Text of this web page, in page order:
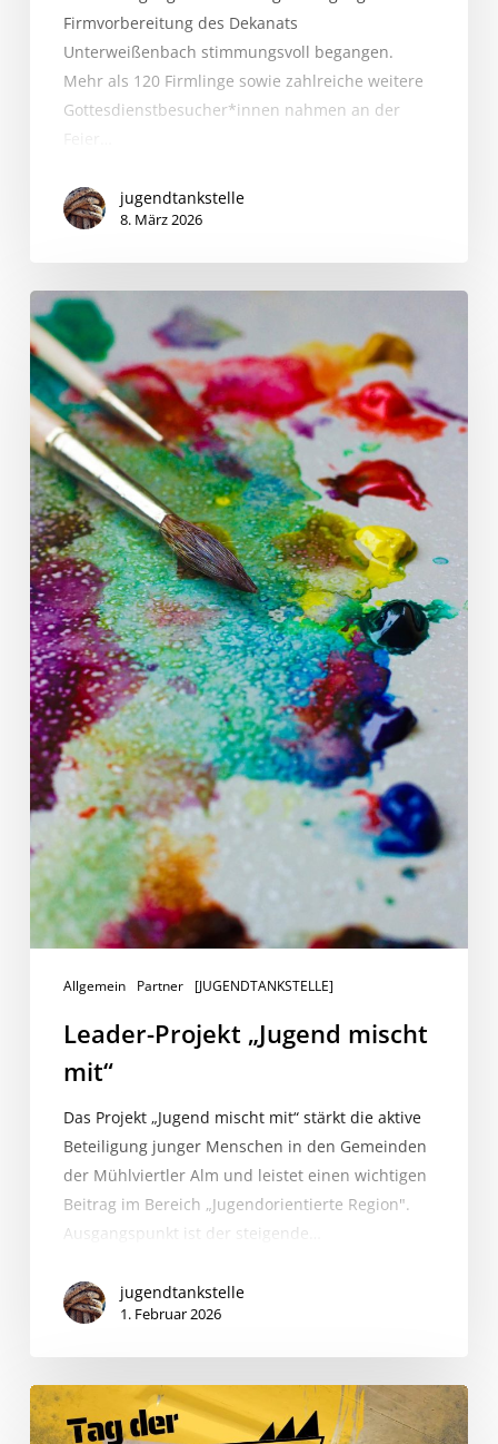
Firmvorbereitung des Dekanats
Unterweißenbach stimmungsvoll begangen.
Mehr als 120 Firmlinge sowie zahlreiche weitere
Gottesdienstbesucher*innen nahmen an der
Feier…
jugendtankstelle
8. März 2026
Leader-
Projekt
„Jugend
mischt
mit“
Allgemein Partner [JUGENDTANKSTELLE]
Leader-Projekt „Jugend mischt
mit“
Das Projekt „Jugend mischt mit“ stärkt die aktive
Beteiligung junger Menschen in den Gemeinden
der Mühlviertler Alm und leistet einen wichtigen
Beitrag im Bereich „Jugendorientierte Region".
Ausgangspunkt ist der steigende…
jugendtankstelle
1. Februar 2026
Tag
der